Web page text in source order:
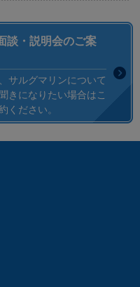
談・説明会のご案
サルグマリンについて
きになりたい場合はこ
ください。